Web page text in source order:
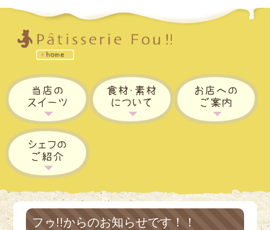
フゥ!!からのお知らせです！！